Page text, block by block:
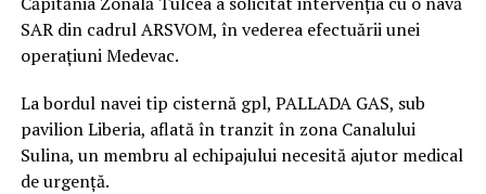
SAR din cadrul ARSVOM, în vederea efectuării unei
operațiuni Medevac.
La bordul navei tip cisternă gpl, PALLADA GAS, sub
pavilion Liberia, aflată în tranzit în zona Canalului
Sulina, un membru al echipajului necesită ajutor medical
de urgență.